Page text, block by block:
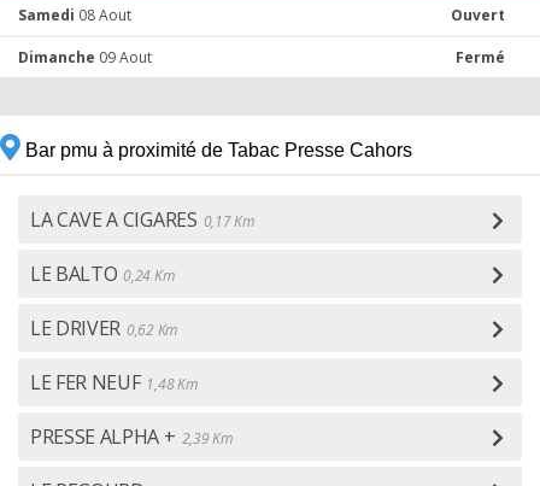
Samedi 08 Aout Ouvert
Dimanche 09 Aout Fermé
Bar pmu à proximité de Tabac Presse Cahors
LA CAVE A CIGARES 0,17 Km
LE BALTO 0,24 Km
LE DRIVER 0,62 Km
LE FER NEUF 1,48 Km
PRESSE ALPHA + 2,39 Km